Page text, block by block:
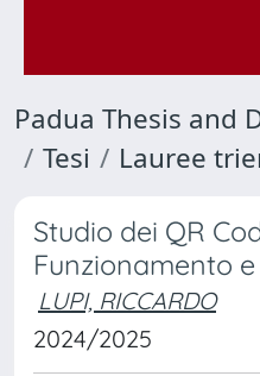
Padua Thesis and
Tesi
Lauree
Studio dei QR
Funzionamento e
LUPI, RICCARDO
2024/2025